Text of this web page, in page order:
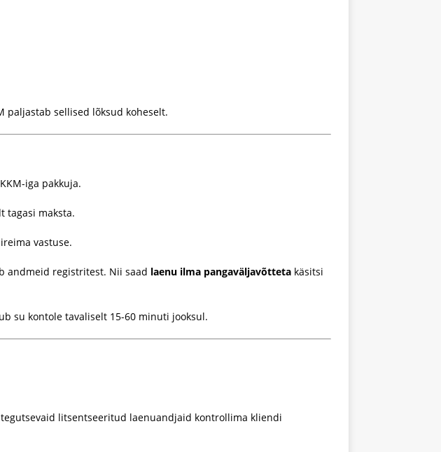
paljastab sellised lõksud koheselt.
iga pakkuja.
tagasi maksta.
vastuse.
andmeid registritest. Nii saad laenu ilma pangaväljavõtteta käsitsi
su kontole tavaliselt 15-60 minuti jooksul.
litsentseeritud laenuandjaid kontrollima kliendi